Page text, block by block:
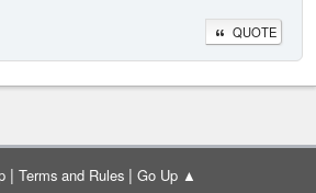
QUOTE
| Terms and Rules | Go Up ▲